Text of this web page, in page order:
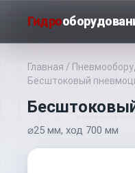
Гидро
Главная /
Бесштоковый
⌀25 мм, ход 700 мм